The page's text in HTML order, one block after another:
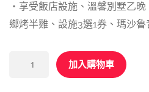
・享受飯店設施、溫馨別墅乙
鄉烤半雞、設施3選1券、瑪沙魯
加入購物車